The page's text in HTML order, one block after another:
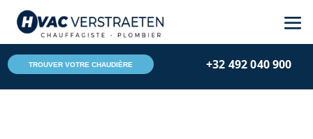
Content
Aller
la
navigationTROUVER VOTRE CHAUDIÈRE +32 492 040 900